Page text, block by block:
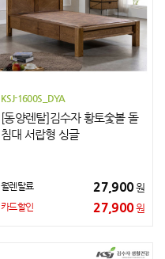
KSJ-1600S_DYA
[동양렌탈]김수자 황토숯볼 돌
침대 서랍형 싱글
월렌탈료 27,900원
카드할인 27,900원